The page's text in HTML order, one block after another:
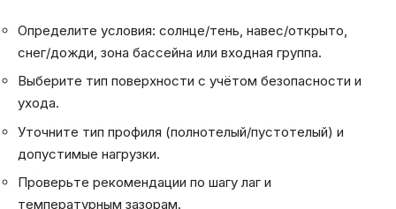
Определите условия: солнце/тень, навес/открыто,
снег/дожди, зона бассейна или входная группа.
Выберите тип поверхности с учётом безопасности и
ухода.
Уточните тип профиля (полнотелый/пустотелый) и
допустимые нагрузки.
Проверьте рекомендации по шагу лаг и
температурным зазорам.